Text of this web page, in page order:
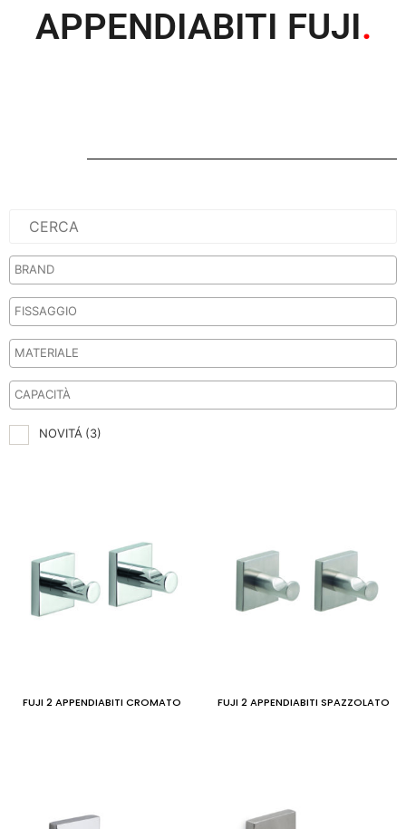
APPENDIABITI FUJI.
NOVITÁ (3)
FUJI 2 APPENDIABITI CROMATO FUJI 2 APPENDIABITI SPAZZOLATO